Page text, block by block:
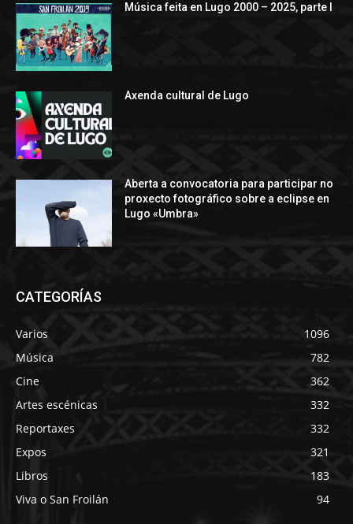
Música feita en Lugo 2000 – 2025, parte I
Axenda cultural de Lugo
Aberta a convocatoria para participar no
proxecto fotográfico sobre a eclipse en
Lugo «Umbra»
CATEGORÍAS
Varios
1096
Música
782
Cine
362
Artes escénicas
332
Reportaxes
332
Expos
321
Libros
183
Viva o San Froilán
94